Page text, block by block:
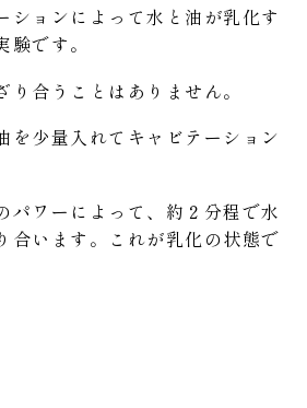
ションによって水と油が乳化す
です。
合うことはありません。
を少量入れてキャビテーション
パワーによって、約２分程で水
合います。これが乳化の状態で